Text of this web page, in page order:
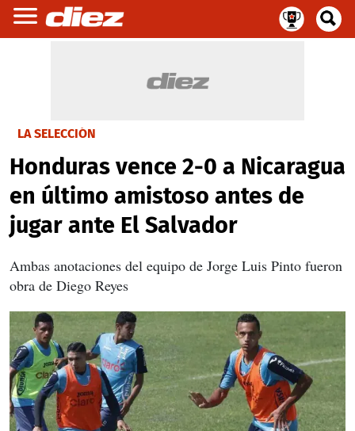
LA SELECCIÓN
Honduras vence 2-0 a Nicaragua
en último amistoso antes de
jugar ante El Salvador
Ambas anotaciones del equipo de Jorge Luis Pinto fueron
obra de Diego Reyes